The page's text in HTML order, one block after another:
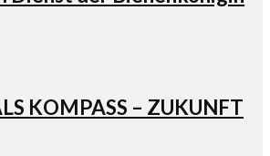
KOMPASS – ZUKUNFT